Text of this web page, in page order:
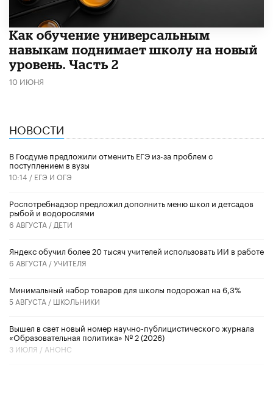
​Как обучение универсальным
навыкам поднимает школу на новый
уровень. Часть 2
10 ИЮНЯ
НОВОСТИ
В Госдуме предложили отменить ЕГЭ из-за проблем с
поступлением в вузы
10:14 / ЕГЭ И ОГЭ
Роспотребнадзор предложил дополнить меню школ и детсадов
рыбой и водорослями
6 АВГУСТА / ДЕТИ
​Яндекс обучил более 20 тысяч учителей использовать ИИ в работе
6 АВГУСТА /УЧИТЕЛЯ
Минимальный набор товаров для школы подорожал на 6,3%
5 АВГУСТА / ШКОЛЬНИКИ
Вышел в свет новый номер научно-публицистического журнала
«Образовательная политика» № 2 (2026)
3 ИЮЛЯ / АНОНС